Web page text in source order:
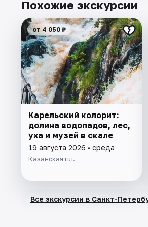
Похожие экскурсии
от 4 050 ₽
Карельский колорит:
долина водопадов, лес,
уха и музей в скале
19 августа 2026 • среда
Казанская пл.
Все экскурсии в Санкт-